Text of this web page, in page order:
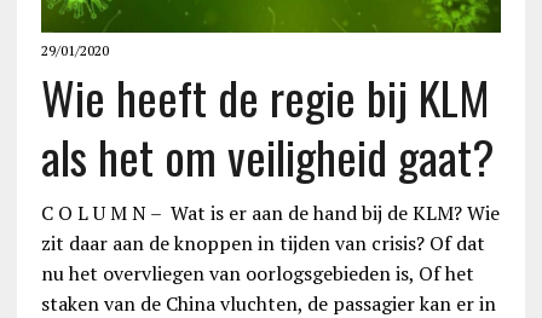
29/01/2020
Wie heeft de regie bij KLM
als het om veiligheid gaat?
C O L U M N – Wat is er aan de hand bij de KLM? Wie
zit daar aan de knoppen in tijden van crisis? Of dat
nu het overvliegen van oorlogsgebieden is, Of het
staken van de China vluchten, de passagier kan er in